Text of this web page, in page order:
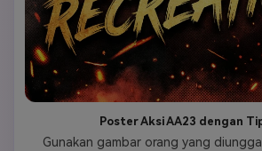
belakang dikompresi untuk
skala.
Poster Aksi AA23 dengan
Gunakan gambar orang yang